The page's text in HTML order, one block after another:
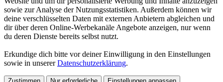
sowie zur Analyse der Nutzungsstatistiken. Außerdem können wir
deine verschlüsselten Daten mit externen Anbietern abgleichen und
dir über deren Online-Werbekanäle Angebote anzeigen, nur wenn
du deren Dienste bereits selbst nutzt.
Erkundige dich bitte vor deiner Einwilligung in den Einstellungen
sowie in unsererDatenschutzerklärung.